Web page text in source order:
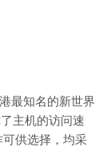
最知名的新世界
主机的访问速
可供选择，均采